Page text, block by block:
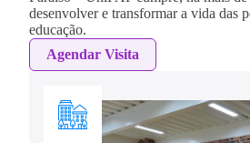
desenvolver e transformar a vida das
educação.
Agendar Visita